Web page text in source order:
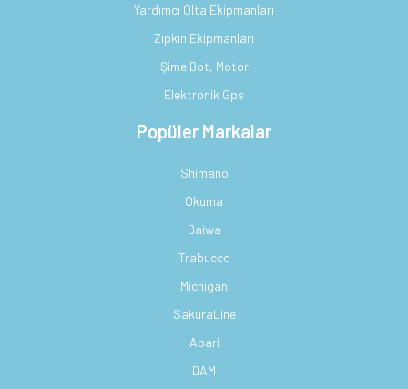
Yardımcı Olta Ekipmanları
Zıpkın Ekipmanları
Şime Bot, Motor
Elektronik Gps
Popüler Markalar
Shimano
Okuma
Daiwa
Trabucco
Michigan
SakuraLine
Abari
DAM